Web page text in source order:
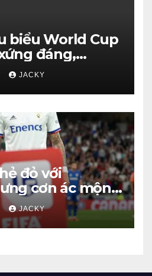
biểu World Cup
đáng,
tích, Vozinha
JACKY
đỏ với
cơn ác mộng
vẫn
JACKY